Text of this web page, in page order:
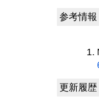
参考情報
更新履歴